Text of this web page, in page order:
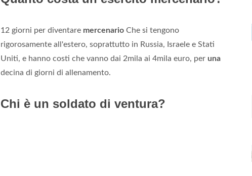
12 giorni per diventare mercenario Che si tengono
rigorosamente all'estero, soprattutto in Russia, Israele e Stati
Uniti, e hanno costi che vanno dai 2mila ai 4mila euro, per una
decina di giorni di allenamento.
Chi è un soldato di ventura?